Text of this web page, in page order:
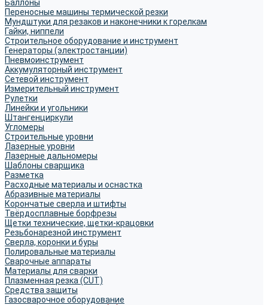
Баллоны
Переносные машины термической резки
Мундштуки для резаков и наконечники к горелкам
Гайки, ниппели
Строительное оборудование и инструмент
Генераторы (электростанции)
Пневмоинструмент
Аккумуляторный инструмент
Сетевой инструмент
Измерительный инструмент
Рулетки
Линейки и угольники
Штангенциркули
Угломеры
Строительные уровни
Лазерные уровни
Лазерные дальномеры
Шаблоны сварщика
Разметка
Расходные материалы и оснастка
Абразивные материалы
Корончатые сверла и штифты
Твёрдосплавные борфрезы
Щетки технические, щетки-крацовки
Резьбонарезной инструмент
Сверла, коронки и буры
Полировальные материалы
Сварочные аппараты
Материалы для сварки
Плазменная резка (CUT)
Средства защиты
Газосварочное оборудование